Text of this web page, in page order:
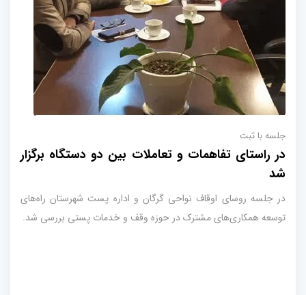
جلسه با ثبت
در راستای تفاهمات و تعاملات بین دو دستگاه برگزار
شد
در جلسه روسای اوقاف نواحی گرگان و اداره پست شهرستان راه‌های
توسعه همکاری‌های مشترک در حوزه وقف و خدمات پستی بررسی شد.